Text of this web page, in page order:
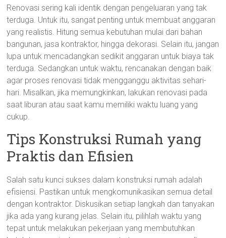
Renovasi sering kali identik dengan pengeluaran yang tak
terduga. Untuk itu, sangat penting untuk membuat anggaran
yang realistis. Hitung semua kebutuhan mulai dari bahan
bangunan, jasa kontraktor, hingga dekorasi. Selain itu, jangan
lupa untuk mencadangkan sedikit anggaran untuk biaya tak
terduga. Sedangkan untuk waktu, rencanakan dengan baik
agar proses renovasi tidak mengganggu aktivitas sehari-
hari. Misalkan, jika memungkinkan, lakukan renovasi pada
saat liburan atau saat kamu memiliki waktu luang yang
cukup.
Tips Konstruksi Rumah yang
Praktis dan Efisien
Salah satu kunci sukses dalam konstruksi rumah adalah
efisiensi. Pastikan untuk mengkomunikasikan semua detail
dengan kontraktor. Diskusikan setiap langkah dan tanyakan
jika ada yang kurang jelas. Selain itu, pilihlah waktu yang
tepat untuk melakukan pekerjaan yang membutuhkan